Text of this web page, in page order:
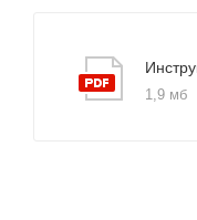
1,9 мб